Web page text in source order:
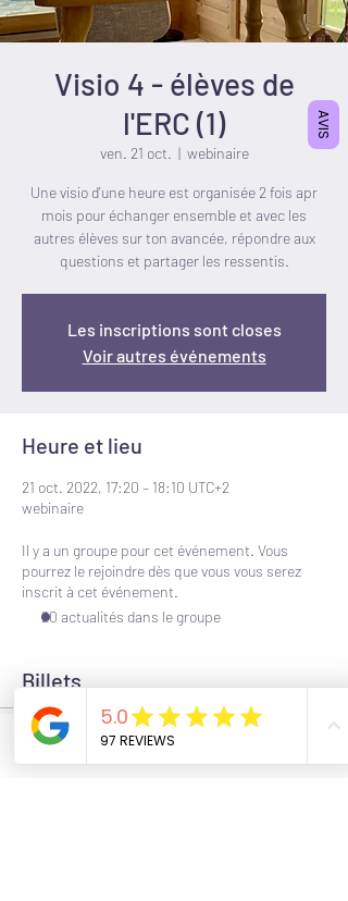
Visio 4 - élèves de
l'ERC (1)
ven. 21 oct.
  |
webinaire
Une visio d'une heure est organisée 2 fois apr
mois pour échanger ensemble et avec les
autres élèves sur ton avancée, répondre aux
questions et partager les ressentis.
Les inscriptions sont closes
Voir autres événements
Heure et lieu
21 oct. 2022, 17:20 – 18:10 UTC+2
webinaire
Il y a un groupe pour cet événement. Vous
pourrez le rejoindre dès que vous vous serez
inscrit à cet événement.
20 actualités dans le groupe
Billets
Vente expirée
AVIS